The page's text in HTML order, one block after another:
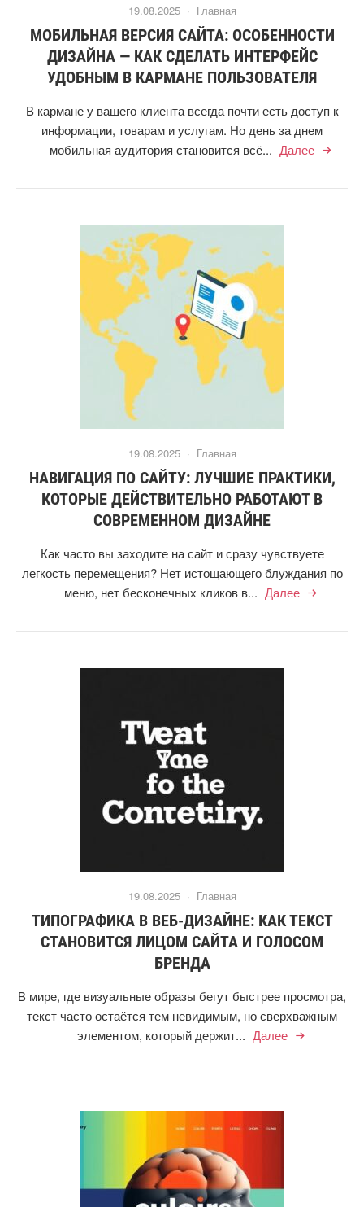
19.08.2025 · Главная
МОБИЛЬНАЯ ВЕРСИЯ САЙТА: ОСОБЕННОСТИ
ДИЗАЙНА — КАК СДЕЛАТЬ ИНТЕРФЕЙС
УДОБНЫМ В КАРМАНЕ ПОЛЬЗОВАТЕЛЯ
В кармане у вашего клиента всегда почти есть доступ к
информации, товарам и услугам. Но день за днем
мобильная аудитория становится всё... Далее
19.08.2025 · Главная
НАВИГАЦИЯ ПО САЙТУ: ЛУЧШИЕ ПРАКТИКИ,
КОТОРЫЕ ДЕЙСТВИТЕЛЬНО РАБОТАЮТ В
СОВРЕМЕННОМ ДИЗАЙНЕ
Как часто вы заходите на сайт и сразу чувствуете
легкость перемещения? Нет истощающего блуждания по
меню, нет бесконечных кликов в... Далее
19.08.2025 · Главная
ТИПОГРАФИКА В ВЕБ-ДИЗАЙНЕ: КАК ТЕКСТ
СТАНОВИТСЯ ЛИЦОМ САЙТА И ГОЛОСОМ
БРЕНДА
В мире, где визуальные образы бегут быстрее просмотра,
текст часто остаётся тем невидимым, но сверхважным
элементом, который держит... Далее